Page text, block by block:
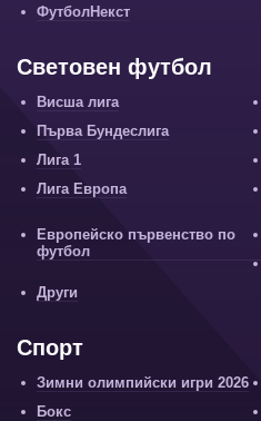
ФутболНекст
Световен футбол
Висша лига
Първа Бундеслига
Лига 1
Лига Европа
Европейско първенство по
футбол
Други
Спорт
Зимни олимпийски игри 2026
Бокс